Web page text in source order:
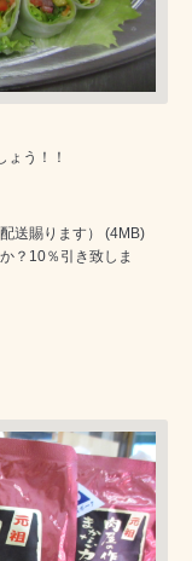
ょう！！
送賜ります）
(4MB)
？10％引き致しま